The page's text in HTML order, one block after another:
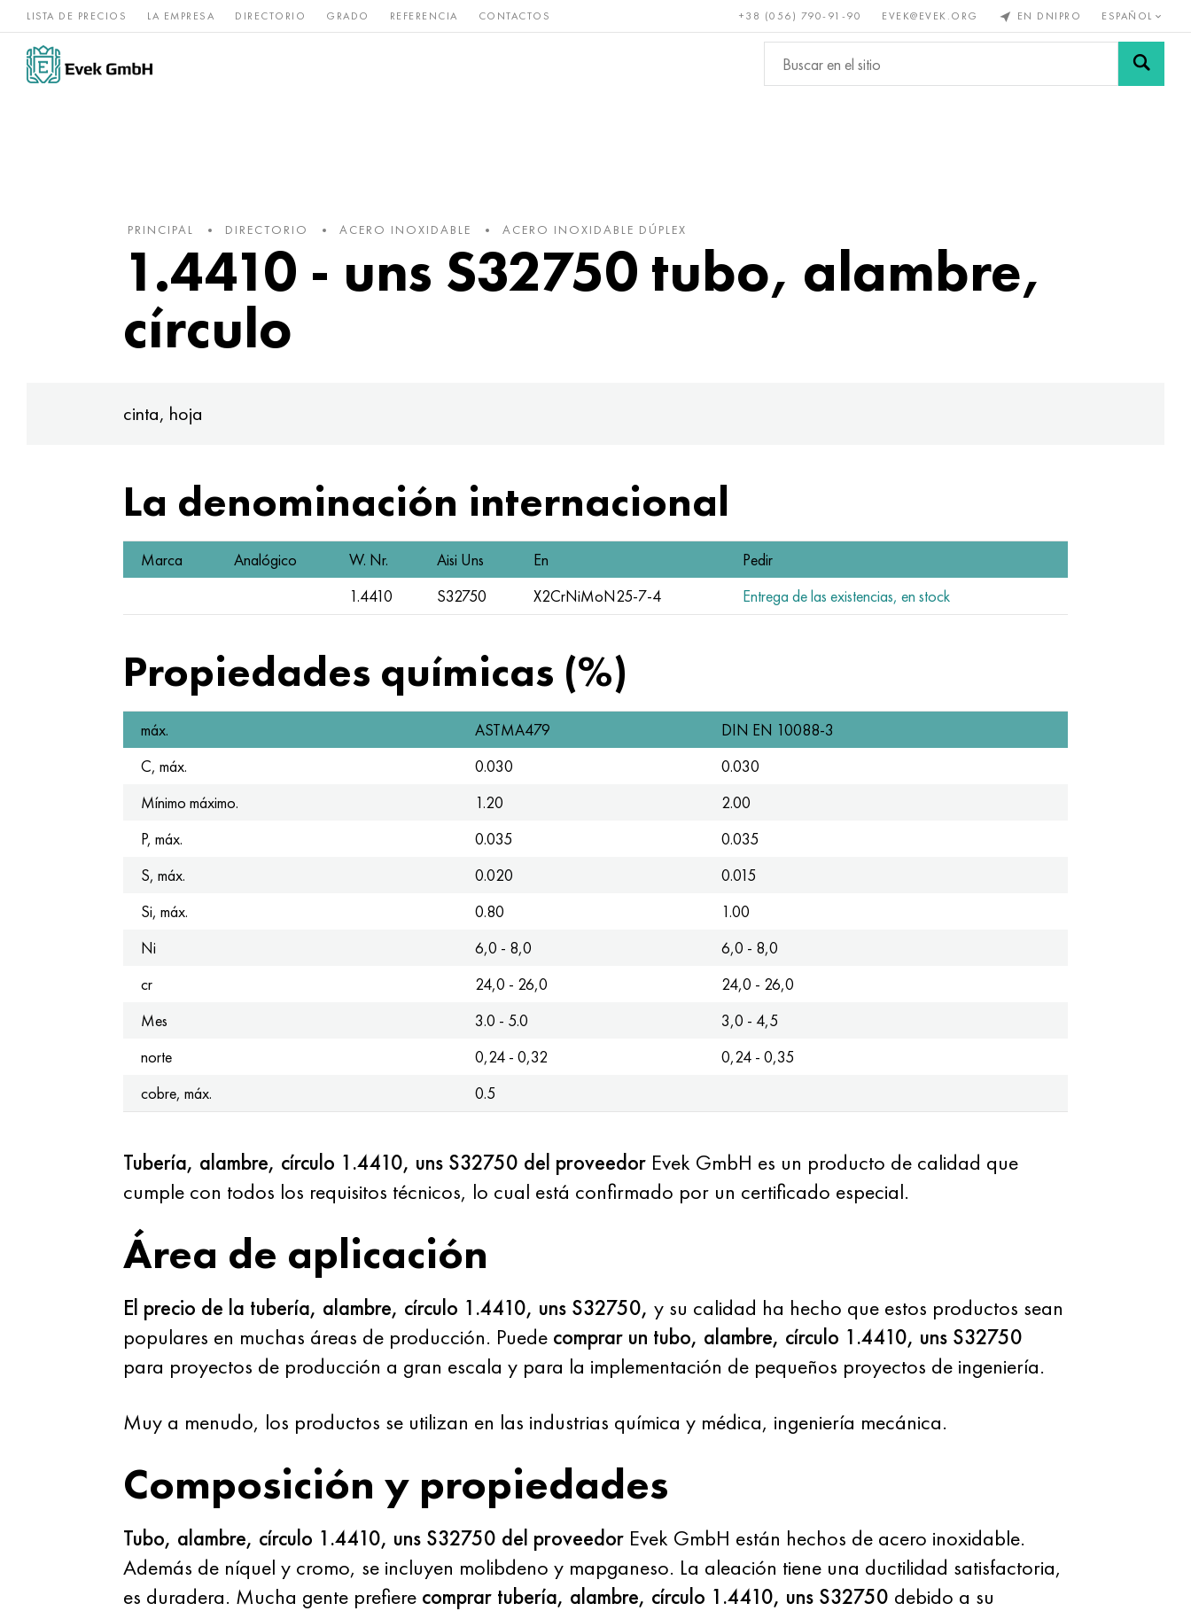
LISTA DE PRECIOS LA EMPRESA DIRECTORIO GRADO REFERENCIA CONTACTOS +38 (056) 790-91-90 EVEK@EVEK.ORG EN DNIPRO ESPAÑOL
Aleaciones de
níquel
acero Raro y Bronce, cobre, Metales no
ferrosos
Aleación de Mallas y
PRINCIPAL DIRECTORIO ACERO INOXIDABLE ACERO INOXIDABLE DÚPLEX
1.4410 - uns S32750 tubo, alambre,
círculo
cinta, hoja
La denominación internacional
Marca Analógico W. Nr. Aisi Uns En
Pedir
1.4410
S32750 X2CrNiMoN25-7-4 Entrega de las existencias, en stock
Propiedades químicas (%)
máx. ASTMA479
DIN EN 10088-3
C, máx.
0.030
0.030
Mínimo máximo.
1.20
2.00
P, máx.
0.035
0.035
S, máx.
0.020
0.015
Si, máx.
0.80
1.00
Ni
6,0 - 8,0
6,0 - 8,0
cr
24,0 - 26,0
24,0 - 26,0
Mes
3.0 - 5.0
3,0 - 4,5
norte
0,24 - 0,32
0,24 - 0,35
cobre, máx.
0.5
Tubería, alambre, círculo 1.4410, uns S32750 del proveedorEvek GmbH es un producto de calidad que
cumple con todos los requisitos técnicos, lo cual está confirmado por un certificado especial.
Área de aplicación
El precio de la tubería, alambre, círculo 1.4410, uns S32750, y su calidad ha hecho que estos productos sean
populares en muchas áreas de producción. Puede comprar un tubo, alambre, círculo 1.4410, uns S32750
para proyectos de producción a gran escala y para la implementación de pequeños proyectos de ingeniería.
Muy a menudo, los productos se utilizan en las industrias química y médica, ingeniería mecánica.
Composición y propiedades
Tubo, alambre, círculo 1.4410, uns S32750 del proveedorEvek GmbH están hechos de acero inoxidable.
Además de níquel y cromo, se incluyen molibdeno y mapganeso. La aleación tiene una ductilidad satisfactoria,
es duradera. Mucha gente prefiere comprar tubería, alambre, círculo 1.4410, uns S32750 debido a su